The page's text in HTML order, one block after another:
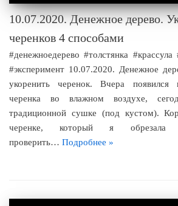
10.07.2020. Денежное дерево.
черенков 4 способами
#денежноедерево #толстянка #крассула
#эксперимент 10.07.2020. Денежное
укоренить черенок. Вчера появился
черенка во влажном воздухе,
традиционной сушке (под кустом).
черенке, который я обрезала
проверить… Подробнее »